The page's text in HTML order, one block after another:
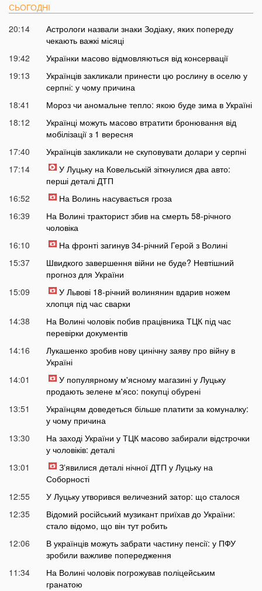
СЬОГОДНІ
20:14
Астрологи назвали знаки Зодіаку, яких попереду
чекають важкі місяці
19:42
Українки масово відмовляються від консервації
19:13
Українців закликали принести цю рослину в оселю у
серпні: у чому причина
18:41
Мороз чи аномальне тепло: якою буде зима в Україні
18:12
Українці можуть масово втратити бронювання від
мобілізації з 1 вересня
17:40
Українців закликали не скуповувати долари у серпні
17:14
У Луцьку на Ковельській зіткнулися два авто:
перші деталі ДТП
16:52
На Волинь насувається гроза
16:39
На Волині тракторист збив на смерть 58-річного
чоловіка
16:10
На фронті загинув 34-річний Герой з Волині
15:37
Швидкого завершення війни не буде? Невтішний
прогноз для України
15:09
У Львові 18-річний волинянин вдарив ножем
хлопця під час сварки
14:38
На Волині чоловік побив працівника ТЦК під час
перевірки документів
14:16
Лукашенко зробив нову цинічну заяву про війну в
Україні
14:01
У популярному м'ясному магазині у Луцьку
продають зелене м'ясо: покупці обурені
13:51
Українцям доведеться більше платити за комуналку:
у чому причина
13:30
На заході України у ТЦК масово забирали відстрочки
у чоловіків: деталі
13:01
Зʼявилися деталі нічної ДТП у Луцьку на
Соборності
12:55
У Луцьку утворився величезний затор: що сталося
12:35
Відомий російський музикант приїхав до України:
стало відомо, що він тут робить
12:06
В українців можуть забрати частину пенсії: у ПФУ
зробили важливе попередження
11:34
На Волині чоловік погрожував поліцейським
гранатою